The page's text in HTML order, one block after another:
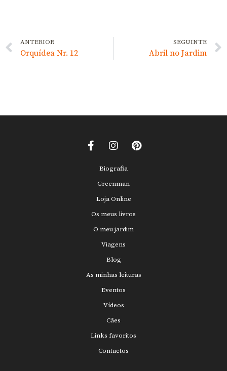
ANTERIOR
Orquídea Nr. 12
SEGUINTE
Abril no Jardim
Biografia
Greenman
Loja Online
Os meus livros
O meu jardim
Viagens
Blog
As minhas leituras
Eventos
Vídeos
Cães
Links favoritos
Contactos